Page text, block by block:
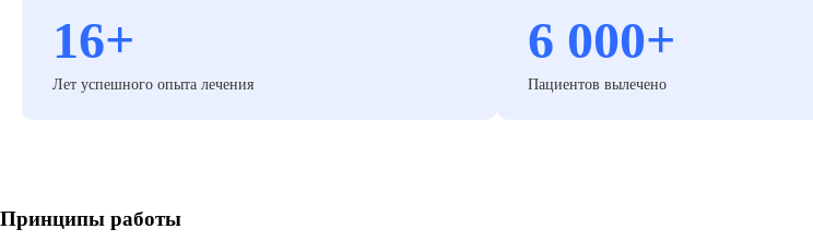
16+
Лет успешного опыта лечения
6 000+
Пациентов вылечено
Принципы работы